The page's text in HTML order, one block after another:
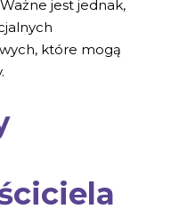
jest jednak,
które mogą